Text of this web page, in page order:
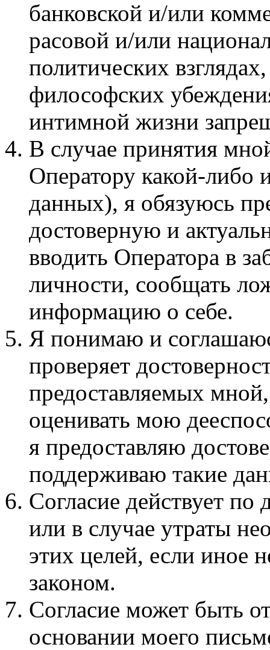
банковской и/или
расовой и/или
политических
философских
интимной жизни
В случае принятия
Оператору какой-либо
данных), я обязуюсь
достоверную и
вводить Оператора в
личности, сообщать
информацию о себе.
Я понимаю и
проверяет
предоставляемых
оценивать мою
я предоставляю
поддерживаю такие
Согласие действует
или в случае утраты
этих целей, если иное
законом.
Согласие может быть
основании моего